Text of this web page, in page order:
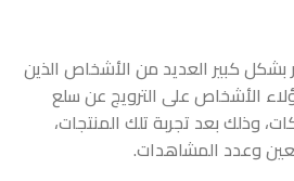
بشكل كبير العديد من الأشخاص الذين
الأشخاص على الترويج عن سلع
وذلك بعد تجربة تلك المنتجات،
وعدد المشاهدات.